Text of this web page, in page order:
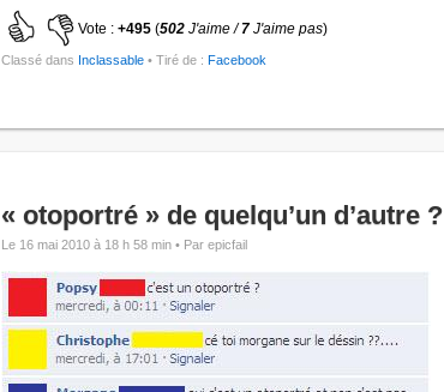
Vote : +495 (502 J'aime /7 J'aime pas)
Classé dans Inclassable • Tiré de : Facebook
« otoportré » de quelqu’un d’autre ?
Le 16 mai 2010 à 18 h 58 min • Par epicfail